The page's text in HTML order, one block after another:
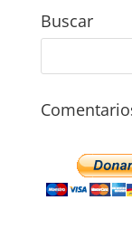
Buscar